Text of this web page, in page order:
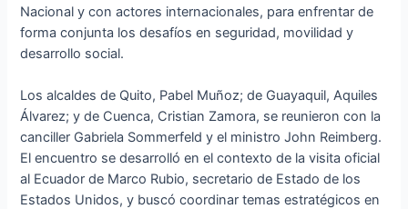
Nacional y con actores internacionales, para enfrentar de
forma conjunta los desafíos en seguridad, movilidad y
desarrollo social.
Los alcaldes de Quito, Pabel Muñoz; de Guayaquil, Aquiles
Álvarez; y de Cuenca, Cristian Zamora, se reunieron con la
canciller Gabriela Sommerfeld y el ministro John Reimberg.
El encuentro se desarrolló en el contexto de la visita oficial
al Ecuador de Marco Rubio, secretario de Estado de los
Estados Unidos, y buscó coordinar temas estratégicos en